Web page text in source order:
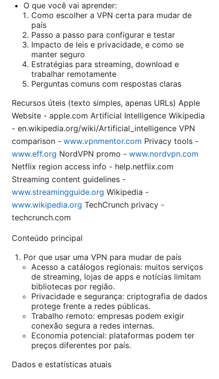
O que você vai aprender:
Como escolher a VPN certa para mudar de
país
Passo a passo para configurar e testar
Impacto de leis e privacidade, e como se
manter seguro
Estratégias para streaming, download e
trabalhar remotamente
Perguntas comuns com respostas claras
Recursos úteis (texto simples, apenas URLs) Apple
Website - apple.com Artificial Intelligence Wikipedia
- en.wikipedia.org/wiki/Artificial_intelligence VPN
comparison - www.vpnmentor.com Privacy tools -
www.eff.org NordVPN promo - www.nordvpn.com
Netflix region access info - help.netflix.com
Streaming content guidelines -
www.streamingguide.org Wikipedia -
www.wikipedia.org TechCrunch privacy -
techcrunch.com
Conteúdo principal
Por que usar uma VPN para mudar de país
Acesso a catálogos regionais: muitos serviços
de streaming, lojas de apps e notícias limitam
bibliotecas por região.
Privacidade e segurança: criptografia de dados
protege frente a redes públicas.
Trabalho remoto: empresas podem exigir
conexão segura a redes internas.
Economia potencial: plataformas podem ter
preços diferentes por país.
Dados e estatísticas atuais